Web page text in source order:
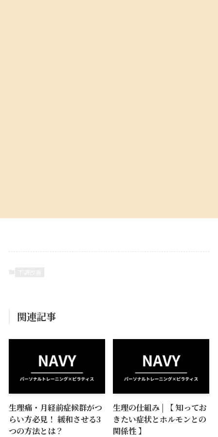
関連記事
生理痛・月経前症候群がつ
らい方必見！ 緩和させる3
つの方法とは？
生理の仕組み | 【 知ってお
きたい症状とホルモンとの
関係性 】